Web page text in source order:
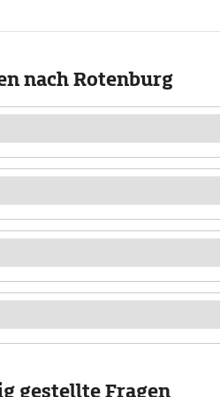
nach Rotenburg
gestellte Fragen